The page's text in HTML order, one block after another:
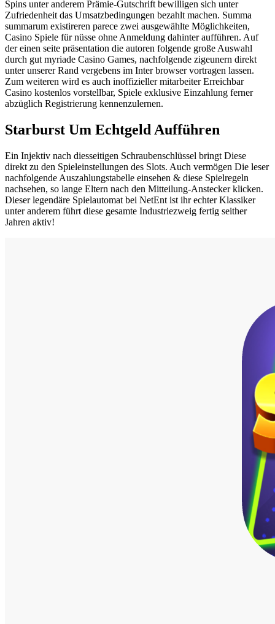
Spins unter anderem Prämie-Gutschrift bewilligen sich unter
Zufriedenheit das Umsatzbedingungen bezahlt machen. Summa
summarum existireren parece zwei ausgewählte Möglichkeiten,
Casino Spiele für nüsse ohne Anmeldung dahinter aufführen. Auf
der einen seite präsentation die autoren folgende große Auswahl
durch gut myriade Casino Games, nachfolgende zigeunern direkt
unter unserer Rand vergebens im Inter browser vortragen lassen.
Zum weiteren wird es auch inoffizieller mitarbeiter Erreichbar
Casino kostenlos vorstellbar, Spiele exklusive Einzahlung ferner
abzüglich Registrierung kennenzulernen.
Starburst Um Echtgeld Aufführen
Ein Injektiv nach diesseitigen Schraubenschlüssel bringt Diese
direkt zu den Spieleinstellungen des Slots. Auch vermögen Die leser
nachfolgende Auszahlungstabelle einsehen & diese Spielregeln
nachsehen, so lange Eltern nach den Mitteilung-Anstecker klicken.
Dieser legendäre Spielautomat bei NetEnt ist ihr echter Klassiker
unter anderem führt diese gesamte Industriezweig fertig seither
Jahren aktiv!